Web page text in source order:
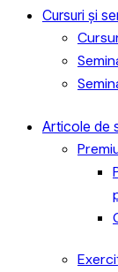
Cursuri și
Articole de